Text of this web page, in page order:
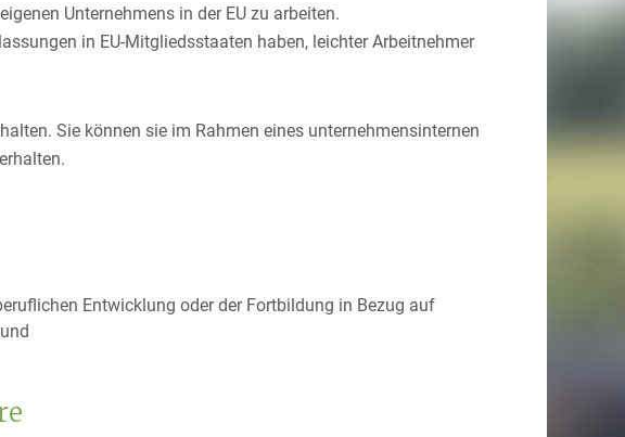
Unternehmens in der EU zu arbeiten.
in EU-Mitgliedsstaaten haben, leichter Arbeitnehmer
Sie können sie im Rahmen eines unternehmensinternen
Entwicklung oder der Fortbildung in Bezug auf